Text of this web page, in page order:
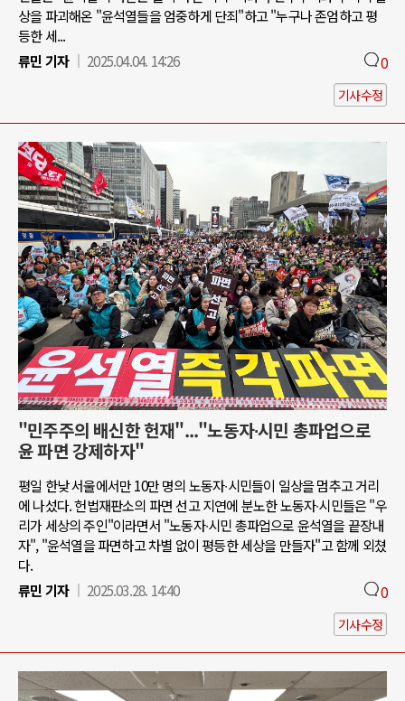
상을 파괴해온 "윤석열들을 엄중하게 단죄"하고 "누구나 존엄하고 평
등한 세...
류민 기자
2025.04.04. 14:26 0
기사수정
"민주주의 배신한 헌재"..."노동자∙시민 총파업으로
윤 파면 강제하자"
평일 한낮 서울에서만 10만 명의 노동자∙시민들이 일상을 멈추고 거리
에 나섰다. 헌법재판소의 파면 선고 지연에 분노한 노동자∙시민들은 "우
리가 세상의 주인"이라면서 "노동자∙시민 총파업으로 윤석열을 끝장내
자", "윤석열을 파면하고 차별 없이 평등한 세상을 만들자"고 함께 외쳤
다.
류민 기자
2025.03.28. 14:40 0
기사수정